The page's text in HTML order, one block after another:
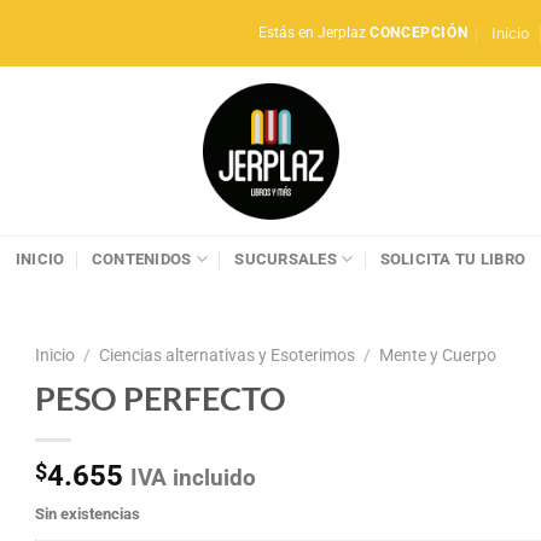
Estás en JerplazCONCEPCIÓN Inicio
INICIO CONTENIDOS SUCURSALES SOLICITA TU LIBRO
Inicio / Ciencias alternativas y Esoterimos / Mente y Cuerpo
PESO PERFECTO
$4.655 IVA incluido
Sin existencias